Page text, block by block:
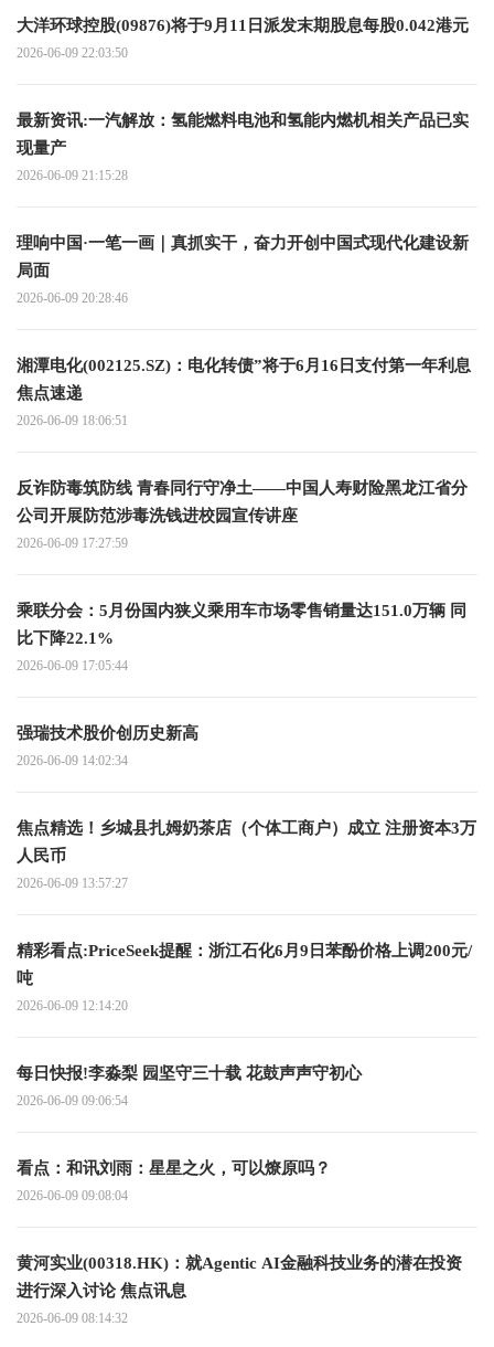
大洋环球控股(09876)将于9月11日派发末期股息每股0.042港元
2026-06-09 22:03:50
最新资讯:一汽解放：氢能燃料电池和氢能内燃机相关产品已实
现量产
2026-06-09 21:15:28
理响中国·一笔一画｜真抓实干，奋力开创中国式现代化建设新
局面
2026-06-09 20:28:46
湘潭电化(002125.SZ)：电化转债”将于6月16日支付第一年利息
焦点速递
2026-06-09 18:06:51
反诈防毒筑防线 青春同行守净土——中国人寿财险黑龙江省分
公司开展防范涉毒洗钱进校园宣传讲座
2026-06-09 17:27:59
乘联分会：5月份国内狭义乘用车市场零售销量达151.0万辆 同
比下降22.1%
2026-06-09 17:05:44
强瑞技术股价创历史新高
2026-06-09 14:02:34
焦点精选！乡城县扎姆奶茶店（个体工商户）成立 注册资本3万
人民币
2026-06-09 13:57:27
精彩看点:PriceSeek提醒：浙江石化6月9日苯酚价格上调200元/
吨
2026-06-09 12:14:20
每日快报!李淼梨 园坚守三十载 花鼓声声守初心
2026-06-09 09:06:54
看点：和讯刘雨：星星之火，可以燎原吗？
2026-06-09 09:08:04
黄河实业(00318.HK)：就Agentic AI金融科技业务的潜在投资
进行深入讨论 焦点讯息
2026-06-09 08:14:32